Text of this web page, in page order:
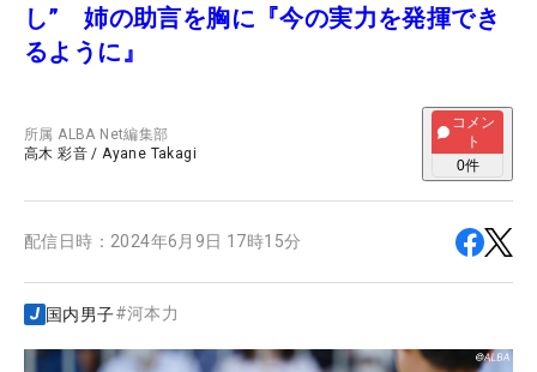
し” 姉の助言を胸に『今の実力を発揮でき
るように』
所属ALBA Net編集部
高木 彩音 /Ayane Takagi
コメン
ト
0件
配信日時： 2024年6月9日 17時15分
国内男子#河本力